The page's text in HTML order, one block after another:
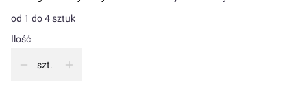
od 1 do 4 sztuk
Ilość
szt.